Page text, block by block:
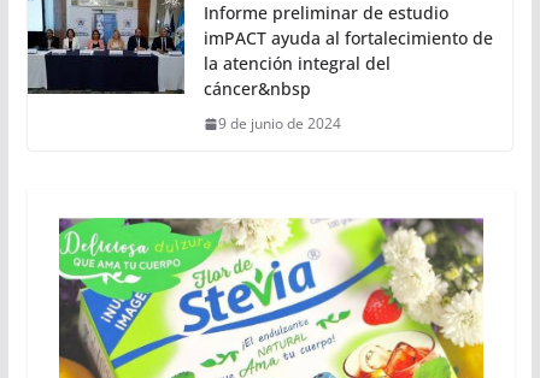
Informe preliminar de estudio
imPACT ayuda al fortalecimiento de
la atención integral del
cáncer&nbsp
9 de junio de 2024